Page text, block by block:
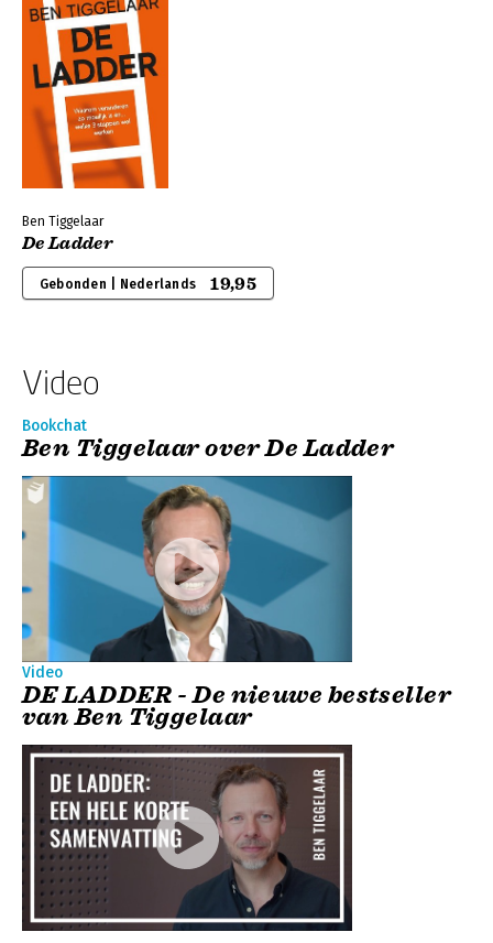
Ben Tiggelaar
De Ladder
Gebonden | Nederlands 19,95
Video
Bookchat
Ben Tiggelaar over De Ladder
Video
DE LADDER - De nieuwe bestseller
van Ben Tiggelaar